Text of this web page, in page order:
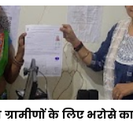
ग्रामीणों के लिए भरोसे